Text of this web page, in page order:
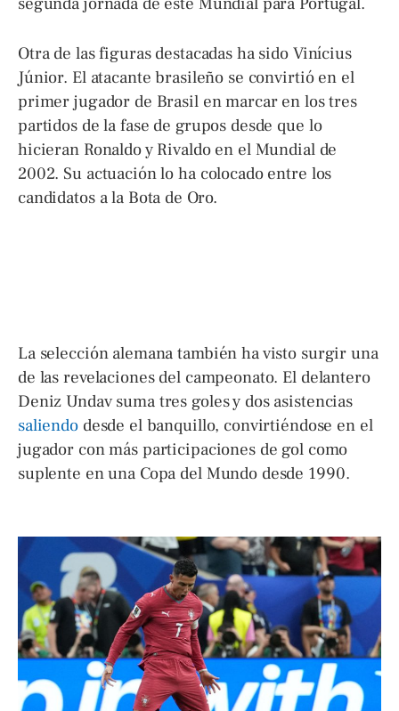
Otra de las figuras destacadas ha sido Vinícius
Júnior. El atacante brasileño se convirtió en el
primer jugador de Brasil en marcar en los tres
partidos de la fase de grupos desde que lo
hicieran Ronaldo y Rivaldo en el Mundial de
2002. Su actuación lo ha colocado entre los
candidatos a la Bota de Oro.
La selección alemana también ha visto surgir una
de las revelaciones del campeonato. El delantero
Deniz Undav suma tres goles y dos asistencias
saliendo desde el banquillo, convirtiéndose en el
jugador con más participaciones de gol como
suplente en una Copa del Mundo desde 1990.